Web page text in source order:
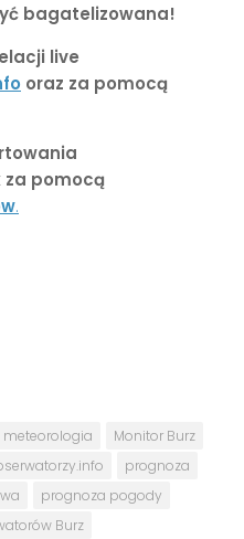
bagatelizowana!
live
oraz za pomocą
za pomocą
.
meteorologia
Monitor Burz
prognoza
prognoza pogody
Burz